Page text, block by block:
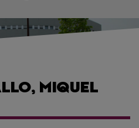
MIQUEL